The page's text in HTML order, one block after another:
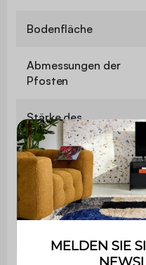
Bodenfläche
Abmessungen der
Pfosten
Stärke des
Aluminiums
Abmessungen der
Lamellen
Bewegungsradius